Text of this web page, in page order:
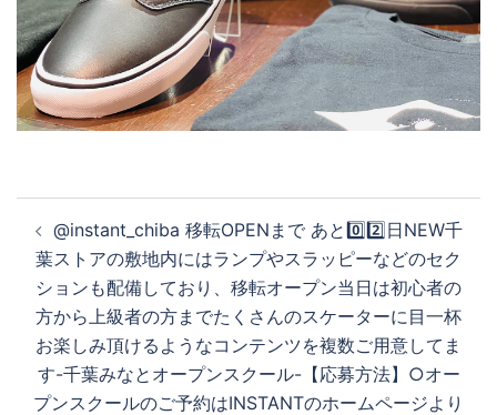
稿
ナ
ビ
ゲ
ー
シ
@instant_chiba 移転OPENまで あと0️⃣2️⃣日NEW千
葉ストアの敷地内にはランプやスラッピーなどのセク
ションも配備しており、移転オープン当日は初心者の
方から上級者の方までたくさんのスケーターに目一杯
お楽しみ頂けるようなコンテンツを複数ご用意してま
す-千葉みなとオープンスクール-【応募方法】○オー
プンスクールのご予約はINSTANTのホームページより